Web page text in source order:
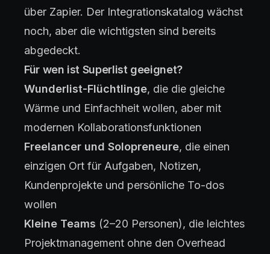
über Zapier. Der Integrationskatalog wächst
noch, aber die wichtigsten sind bereits
abgedeckt.
Für wen ist Superlist geeignet?
Wunderlist-Flüchtlinge, die die gleiche
Wärme und Einfachheit wollen, aber mit
modernen Kollaborationsfunktionen
Freelancer und Solopreneure, die einen
einzigen Ort für Aufgaben, Notizen,
Kundenprojekte und persönliche To-dos
wollen
Kleine Teams (2–20 Personen), die leichtes
Projektmanagement ohne den Overhead